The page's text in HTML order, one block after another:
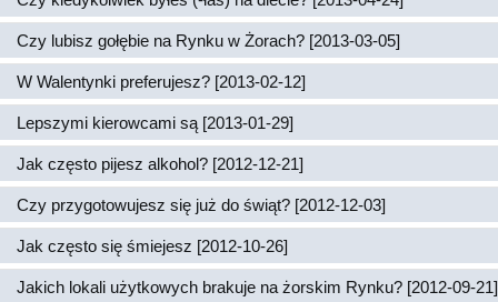
Czy lubisz gołębie na Rynku w Żorach? [2013-03-05]
W Walentynki preferujesz? [2013-02-12]
Lepszymi kierowcami są [2013-01-29]
Jak często pijesz alkohol? [2012-12-21]
Czy przygotowujesz się już do świąt? [2012-12-03]
Jak często się śmiejesz [2012-10-26]
Jakich lokali użytkowych brakuje na żorskim Rynku? [2012-09-21]